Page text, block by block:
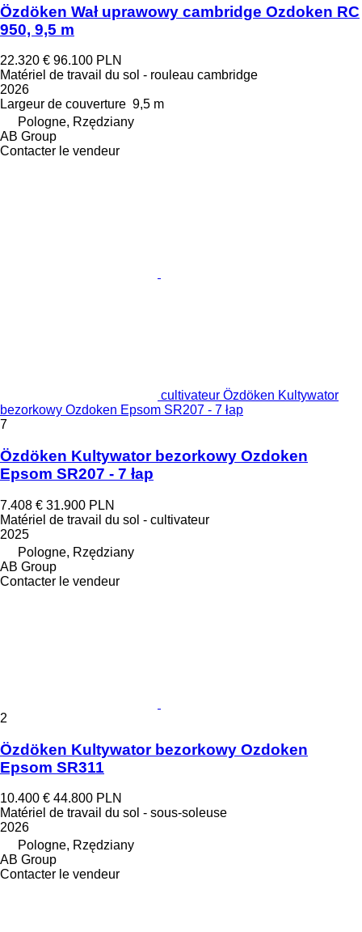
Özdöken Wał uprawowy cambridge Ozdoken RC
950, 9,5 m
22.320 € 96.100 PLN
Matériel de travail du sol - rouleau cambridge
2026
Largeur de couverture 9,5 m
Pologne, Rzędziany
AB Group
Contacter le vendeur
cultivateur Özdöken Kultywator
bezorkowy Ozdoken Epsom SR207 - 7 łap
7
Özdöken Kultywator bezorkowy Ozdoken
Epsom SR207 - 7 łap
7.408 € 31.900 PLN
Matériel de travail du sol - cultivateur
2025
Pologne, Rzędziany
AB Group
Contacter le vendeur
2
Özdöken Kultywator bezorkowy Ozdoken
Epsom SR311
10.400 € 44.800 PLN
Matériel de travail du sol - sous-soleuse
2026
Pologne, Rzędziany
AB Group
Contacter le vendeur